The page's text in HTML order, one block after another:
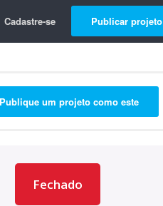
Cadastre-se Publicar projeto
Publique um projeto como este
Fechado